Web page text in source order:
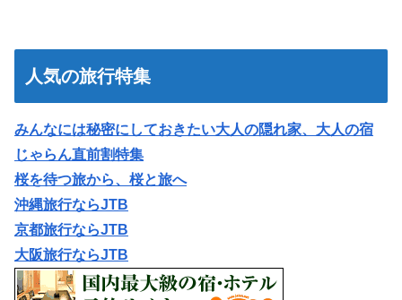
人気の旅行特集
みんなには秘密にしておきたい大人の隠れ家、大人の宿
じゃらん直前割特集
桜を待つ旅から、桜と旅へ
沖縄旅行ならJTB
京都旅行ならJTB
大阪旅行ならJTB